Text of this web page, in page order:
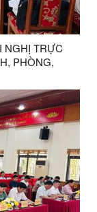
NGHỊ TRỰC
PHÒNG,